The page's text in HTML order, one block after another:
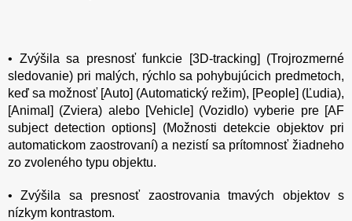
• Zvýšila sa presnosť funkcie [3D-tracking] (Trojrozmerné
sledovanie) pri malých, rýchlo sa pohybujúcich predmetoch,
keď sa možnosť [Auto] (Automatický režim), [People] (Ľudia),
[Animal] (Zviera) alebo [Vehicle] (Vozidlo) vyberie pre [AF
subject detection options] (Možnosti detekcie objektov pri
automatickom zaostrovaní) a nezistí sa prítomnosť žiadneho
zo zvoleného typu objektu.
• Zvýšila sa presnosť zaostrovania tmavých objektov s
nízkym kontrastom.